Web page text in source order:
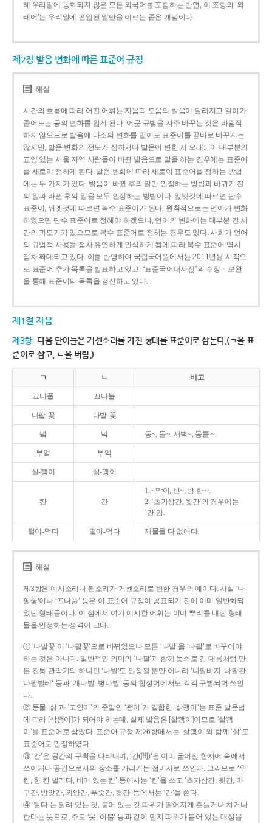
해 우리말에 동화되지 않은 모든 외국어를 포함하는 반면, 이 조항의 ‘외
래어’는 우리말에 편입된 말만을 이르는 좁은 개념이다.
제2장 발음 변화에 따른 표준어 규정
해설
시간의 흐름에 따라 어떤 어휘는 자음과 모음의 발음이 달라지고 길이가
줄어드는 등의 변화를 입게 된다. 어문 규범을 자주 바꾸는 것은 바람직
하지 않으므로 발음에 다소의 변화를 입어도 표준어를 곧바로 바꾸지는
않지만, 발음 변화의 정도가 심하거나 발음이 변한 지 오래되어 대부분의
교양 있는 서울 지역 사람들이 바뀐 발음으로 말을 하는 경우에는 표준어
를 새로이 정하게 된다. 발음 변화에 따라 새로이 표준어를 정하는 방법
에는 두 가지가 있다. 발음이 바뀐 후의 말만 인정하는 방법과 바뀌기 전
의 말과 바뀐 후의 말을 모두 인정하는 방법이다. 앞엣것에 따르면 단수
표준어, 뒤엣것에 따르면 복수 표준어가 된다. 원칙적으로는 언어가 변화
하였으면 단수 표준어로 정해야 하겠으나, 언어의 변화에는 대부분 긴 시
간의 과도기가 있으므로 복수 표준어로 정하는 경우도 있다. 사회가 언어
의 규범적 사용을 점차 유연하게 인식하게 됨에 따라 복수 표준어 역시
점차 확대되고 있다. 이를 반영하여 국립국어원에서는 2011년을 시작으
로 표준어 추가 목록을 발표하고 있고, “표준국어대사전”의 수정ㆍ보완
을 통해 표준어의 목록을 갱신하고 있다.
제1절 자음
제3항 다음 단어들은 거센소리를 가진 형태를 표준어로 삼는다.(ㄱ을 표
준어로 삼고, ㄴ을 버림.)
ㄱ ㄴ 비고
끄나풀 끄나불
나팔-꽃 나발-꽃
녘 녁 동~, 들~, 새벽~, 동틀 ~.
부엌 부억
살-쾡이 삵-괭이
칸 간
1. ~막이, 빈~, 방 한 ~.
2. ‘초가삼간, 윗간’의 경우에는
‘간’임.
털어-먹다 떨어-먹다 재물을 다 없애다.
해설
제3항은 예사소리나 된소리가 거센소리로 변한 경우의 예이다. 사실 ‘나
팔꽃’이나 ‘끄나풀’ 등은 이 표준어 규정이 공표되기 전에 이미 일반화되
었던 형태들이다. 이 점에서 여기 예시한 어휘는 이미 뿌리를 내린 형태
들을 인정하는 성격이 크다.
① ‘나발꽃’이 ‘나팔꽃’으로 바뀌었으나 모든 ‘나발’을 ‘나팔’로 바꾸어야
하는 것은 아니다. 일반적인 의미의 ‘나팔’과 함께 놋쇠로 긴 대롱처럼 만
든 전통 관악기의 하나인 ‘나발’도 인정될 뿐만 아니라 ‘나팔바지, 나팔관,
나팔벌레’ 등과 ‘개나발, 병나발’ 등의 합성어에서도 각각 구별되어 쓰인
다.
② 동물 ‘삵’과 ‘고양이’의 준말인 ‘괭이’가 결합한 ‘삵괭이’는 표준 발음법
에 따라 [삭꽹이]가 되어야 하는데, 실제 발음은 [살쾡이]이므로 ‘살쾡
이’를 표준어로 삼았다. 표준어 규정 제26항에서는 ‘살쾡이’와 함께 ‘삵’도
표준어로 인정하였다.
③ ‘칸’은 공간의 구획을 나타내며, ‘간(間)’은 이미 굳어진 한자어 속에서
쓰이거나 공간으로서의 장소를 가리키는 접미사로 쓰인다. 그러므로 ‘위
칸, 한 칸 벌리다, 비어 있는 칸’ 등에서는 ‘칸’을 쓰고 ‘초가삼간, 뒷간, 마
구간, 방앗간, 외양간, 푸줏간, 헛간’ 등에서는 ‘간’을 쓴다.
④ ‘털다’는 달려 있는 것, 붙어 있는 것 따위가 떨어지게 흔들거나 치거나
한다는 뜻으로, 주로 ‘옷, 이불’ 등과 같이 먼지 따위가 붙어 있는 대상을